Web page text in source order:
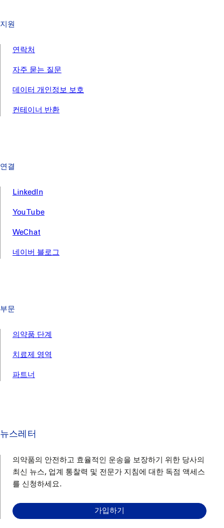
지원
연락처
자주 묻는 질문
데이터 개인정보 보호
컨테이너 반환
연결
LinkedIn
YouTube
WeChat
네이버 블로그
부문
의약품 단계
치료제 영역
파트너
뉴스레터
의약품의 안전하고 효율적인 운송을 보장하기 위한 당사의
최신 뉴스, 업계 통찰력 및 전문가 지침에 대한 독점 액세스
를 신청하세요.
가입하기